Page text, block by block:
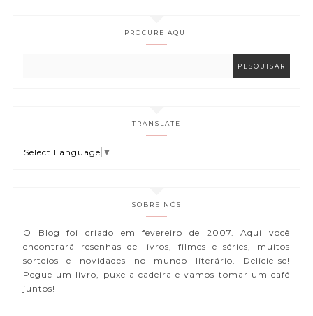
PROCURE AQUI
TRANSLATE
Select Language ▼
SOBRE NÓS
O Blog foi criado em fevereiro de 2007. Aqui você
encontrará resenhas de livros, filmes e séries, muitos
sorteios e novidades no mundo literário. Delicie-se!
Pegue um livro, puxe a cadeira e vamos tomar um café
juntos!